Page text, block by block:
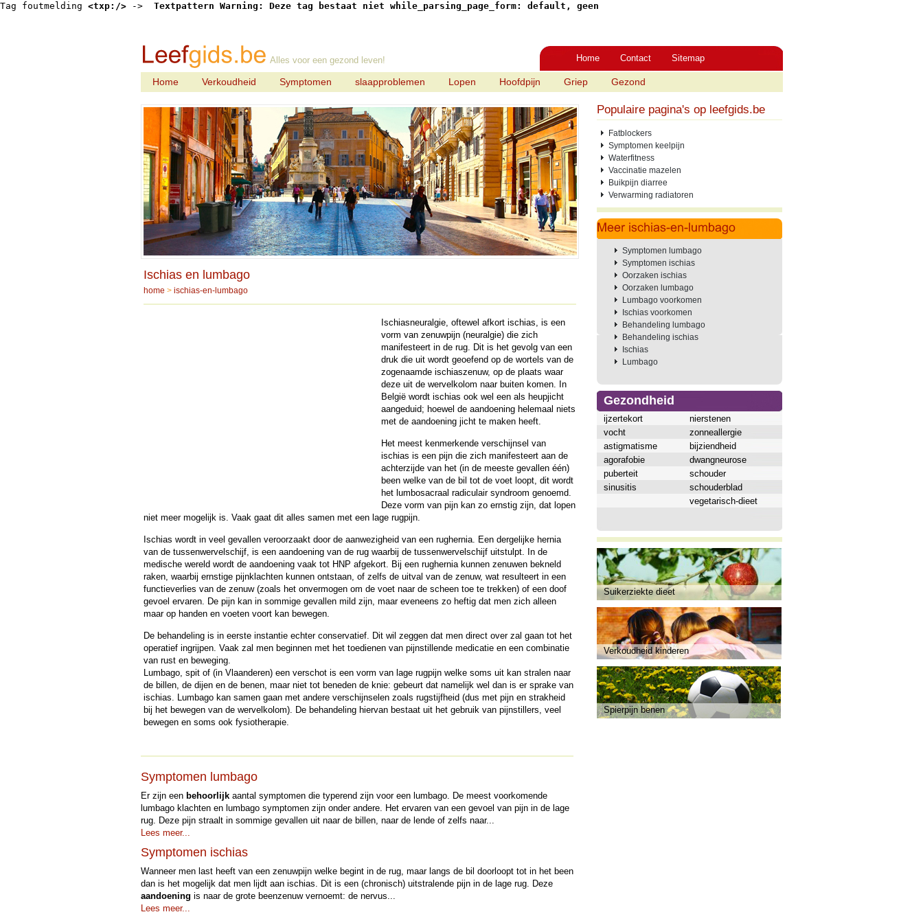
Tag foutmelding <txp:/> -> Textpattern Warning: Deze tag bestaat niet while_parsing_page_form: default, geen
Alles voor een gezond leven! Home Contact Sitemap
Home Verkoudheid Symptomen slaapproblemen Lopen Hoofdpijn Griep Gezond
Ischias en lumbago
home > ischias-en-lumbago
Ischiasneuralgie, oftewel afkort ischias, is een
vorm van zenuwpijn (neuralgie) die zich
manifesteert in de rug. Dit is het gevolg van een
druk die uit wordt geoefend op de wortels van de
zogenaamde ischiaszenuw, op de plaats waar
deze uit de wervelkolom naar buiten komen. In
België wordt ischias ook wel een als heupjicht
aangeduid; hoewel de aandoening helemaal niets
met de aandoening jicht te maken heeft.
Het meest kenmerkende verschijnsel van
ischias is een pijn die zich manifesteert aan de
achterzijde van het (in de meeste gevallen één)
been welke van de bil tot de voet loopt, dit wordt
het lumbosacraal radiculair syndroom genoemd.
Deze vorm van pijn kan zo ernstig zijn, dat lopen
niet meer mogelijk is. Vaak gaat dit alles samen met een lage rugpijn.
Ischias wordt in veel gevallen veroorzaakt door de aanwezigheid van een rughernia. Een dergelijke hernia
van de tussenwervelschijf, is een aandoening van de rug waarbij de tussenwervelschijf uitstulpt. In de
medische wereld wordt de aandoening vaak tot HNP afgekort. Bij een rughernia kunnen zenuwen bekneld
raken, waarbij ernstige pijnklachten kunnen ontstaan, of zelfs de uitval van de zenuw, wat resulteert in een
functieverlies van de zenuw (zoals het onvermogen om de voet naar de scheen toe te trekken) of een doof
gevoel ervaren. De pijn kan in sommige gevallen mild zijn, maar eveneens zo heftig dat men zich alleen
maar op handen en voeten voort kan bewegen.
De behandeling is in eerste instantie echter conservatief. Dit wil zeggen dat men direct over zal gaan tot het
operatief ingrijpen. Vaak zal men beginnen met het toedienen van pijnstillende medicatie en een combinatie
van rust en beweging.
Lumbago, spit of (in Vlaanderen) een verschot is een vorm van lage rugpijn welke soms uit kan stralen naar
de billen, de dijen en de benen, maar niet tot beneden de knie: gebeurt dat namelijk wel dan is er sprake van
ischias. Lumbago kan samen gaan met andere verschijnselen zoals rugstijfheid (dus met pijn en strakheid
bij het bewegen van de wervelkolom). De behandeling hiervan bestaat uit het gebruik van pijnstillers, veel
bewegen en soms ook fysiotherapie.
Symptomen lumbago
Er zijn een behoorlijkaantal symptomen die typerend zijn voor een lumbago. De meest voorkomende
lumbago klachten en lumbago symptomen zijn onder andere. Het ervaren van een gevoel van pijn in de lage
rug. Deze pijn straalt in sommige gevallen uit naar de billen, naar de lende of zelfs naar...
Lees meer...
Symptomen ischias
Wanneer men last heeft van een zenuwpijn welke begint in de rug, maar langs de bil doorloopt tot in het been
dan is het mogelijk dat men lijdt aan ischias. Dit is een (chronisch) uitstralende pijn in de lage rug. Deze
aandoening is naar de grote beenzenuw vernoemt: de nervus...
Lees meer...
Populaire pagina's op leefgids.be
Fatblockers
Symptomen keelpijn
Waterfitness
Vaccinatie mazelen
Buikpijn diarree
Verwarming radiatoren
Symptomen lumbago
Symptomen ischias
Oorzaken ischias
Oorzaken lumbago
Lumbago voorkomen
Ischias voorkomen
Behandeling lumbago
Behandeling ischias
Ischias
Lumbago
Gezondheid
ijzertekort
nierstenen
vocht
zonneallergie
astigmatisme
bijziendheid
agorafobie
dwangneurose
puberteit
schouder
sinusitis
schouderblad
vegetarisch-dieet
Suikerziekte dieet
Verkoudheid kinderen
Spierpijn benen